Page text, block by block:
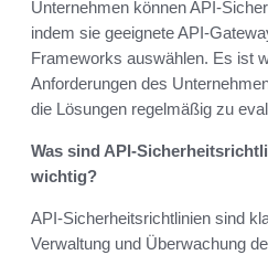
Unternehmen können API-
indem sie geeignete API-
Frameworks auswählen. Es ist
Anforderungen des
die Lösungen regelmäßig zu
Was sind API-
wichtig?
API-Sicherheitsrichtlinien sind
Verwaltung und Überwachung